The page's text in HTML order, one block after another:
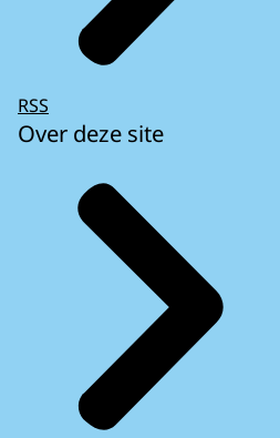
RSS
Over deze site